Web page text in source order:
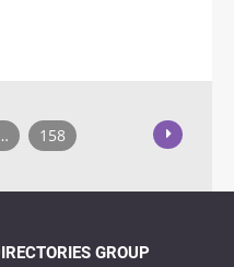
158
GROUP